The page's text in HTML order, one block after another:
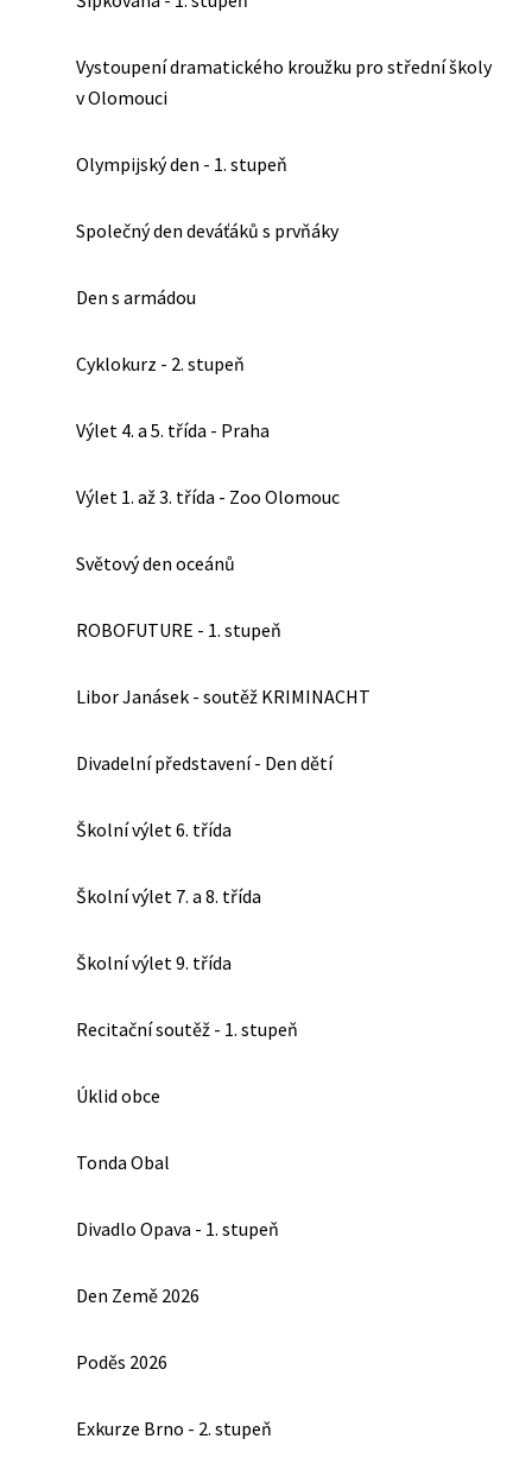
Vystoupení dramatického kroužku pro střední školy
v Olomouci
Olympijský den - 1. stupeň
Společný den deváťáků s prvňáky
Den s armádou
Cyklokurz - 2. stupeň
Výlet 4. a 5. třída - Praha
Výlet 1. až 3. třída - Zoo Olomouc
Světový den oceánů
ROBOFUTURE - 1. stupeň
Libor Janásek - soutěž KRIMINACHT
Divadelní představení - Den dětí
Školní výlet 6. třída
Školní výlet 7. a 8. třída
Školní výlet 9. třída
Recitační soutěž - 1. stupeň
Úklid obce
Tonda Obal
Divadlo Opava - 1. stupeň
Den Země 2026
Poděs 2026
Exkurze Brno - 2. stupeň